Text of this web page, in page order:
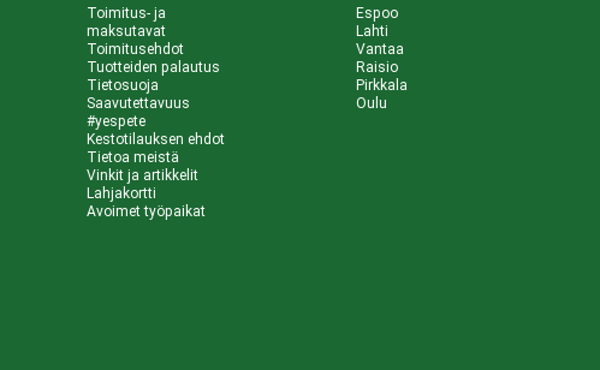
Toimitus- ja
maksutavat
Toimitusehdot
Tuotteiden palautus
Tietosuoja
Saavutettavuus
#yespete
Kestotilauksen ehdot
Tietoa meistä
Vinkit ja artikkelit
Lahjakortti
Avoimet työpaikat
Espoo
Lahti
Vantaa
Raisio
Pirkkala
Oulu